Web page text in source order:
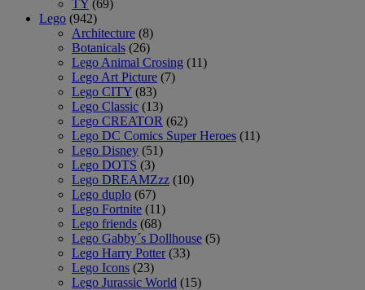
TY (69)
Lego (942)
Architecture (8)
Botanicals (26)
Lego Animal Crosing (11)
Lego Art Picture (7)
Lego CITY (83)
Lego Classic (13)
Lego CREATOR (62)
Lego DC Comics Super Heroes (11)
Lego Disney (51)
Lego DOTS (3)
Lego DREAMZzz (10)
Lego duplo (67)
Lego Fortnite (11)
Lego friends (68)
Lego Gabby´s Dollhouse (5)
Lego Harry Potter (33)
Lego Icons (23)
Lego Jurassic World (15)